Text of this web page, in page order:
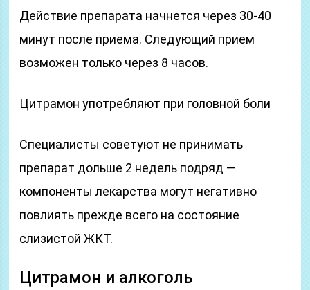
Действие препарата начнется через 30-40
минут после приема. Следующий прием
возможен только через 8 часов.
Цитрамон употребляют при головной боли
Специалисты советуют не принимать
препарат дольше 2 недель подряд —
компоненты лекарства могут негативно
повлиять прежде всего на состояние
слизистой ЖКТ.
Цитрамон и алкоголь